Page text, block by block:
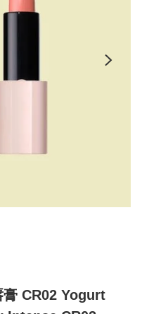
CR02 Yogurt